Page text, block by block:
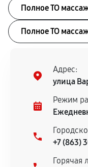
Полное ТО
Полное ТО
Адрес:
улица
Режим
+7 (863)
Горячая